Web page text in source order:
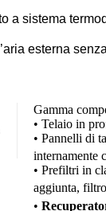
a sistema
esterna
Gamma
• Telaio in
• Pannelli di
internamente
• Prefiltri in
aggiunta,
•